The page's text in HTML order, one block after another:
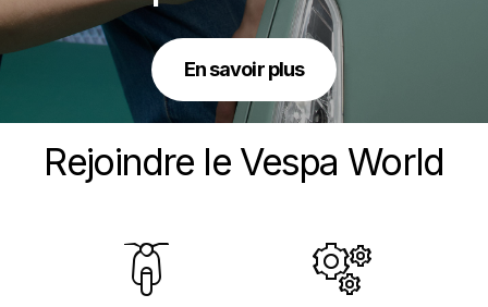
En savoir plus
Rejoindre le Vespa World